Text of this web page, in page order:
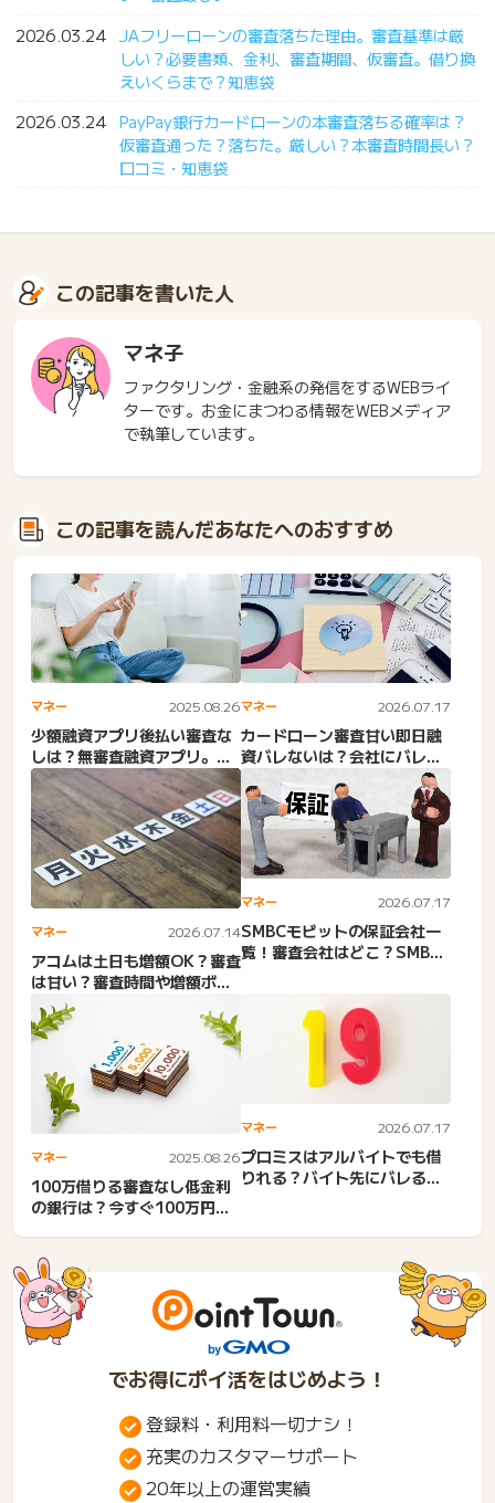
2026.03.24 JAフリーローンの審査落ちた理由。審査基準は厳
しい？必要書類、金利、審査期間、仮審査。借り換
えいくらまで？知恵袋
2026.03.24 PayPay銀行カードローンの本審査落ちる確率は？
仮審査通った？落ちた。厳しい？本審査時間長い？
口コミ・知恵袋
この記事を書いた人
マネ子
ファクタリング・金融系の発信をするWEBライ
ターです。お金にまつわる情報をWEBメディア
で執筆しています。
この記事を読んだあなたへのおすすめ
マネー 2025.08.26
少額融資アプリ後払い審査な
しは？無審査融資アプリ。審
査甘いお金借りる独自審
査・...
マネー 2026.07.17
カードローン審査甘い即日融
資バレないは？会社にバレず
に借りる。会社連絡なしで
お...
マネー 2026.07.14
アコムは土日も増額OK？審査
は甘い？審査時間や増額ボタ
ンが表示されない・押せな...
マネー 2026.07.17
SMBCモビットの保証会社一
覧！審査会社はどこ？SMBC
マネー 2025.08.26
100万借りる審査なし低金利
の銀行は？今すぐ100万円欲
マネー 2026.07.17
プロミスはアルバイトでも借
りれる？バイト先にバレる？
でお得にポイ活をはじめよう！
登録料・利用料一切ナシ！
充実のカスタマーサポート
20年以上の運営実績